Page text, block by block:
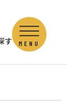
す MENU